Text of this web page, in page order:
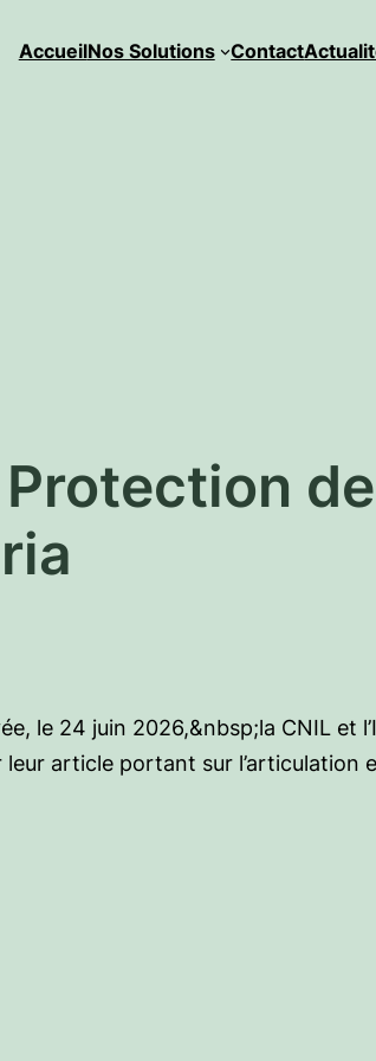
AccueilNos Solutions Contact
le 24 juin 2026,&nbsp;la CNIL et
article portant sur